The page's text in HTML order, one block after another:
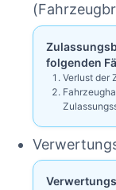
folgenden
Verlust der